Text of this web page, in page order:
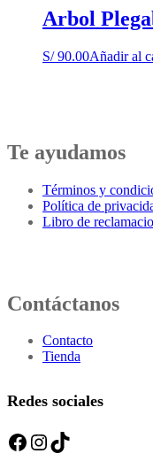
Arbol
S/90.00Añadir al
Te ayudamos
Términos y
Política de
Libro de
Contáctanos
Contacto
Tienda
Redes sociales
Facebook Instagram TikTok